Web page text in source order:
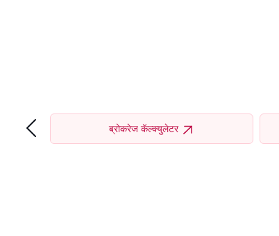
ब्रोकरेज कॅल्क्युलेटर
‹